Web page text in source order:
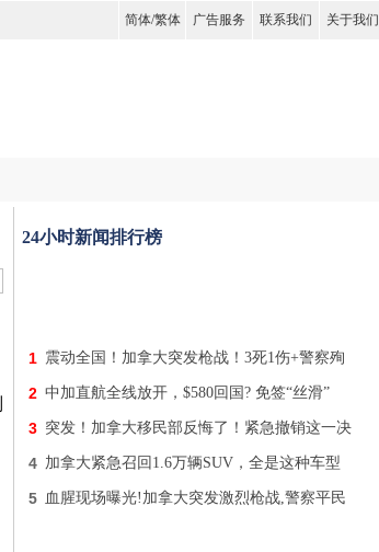
简体/繁体 广告服务 联系我们 关于我们
24小时新闻排行榜
1 震动全国！加拿大突发枪战！3死1伤+警察殉
2 中加直航全线放开，$580回国? 免签“丝滑”
3 突发！加拿大移民部反悔了！紧急撤销这一决
4 加拿大紧急召回1.6万辆SUV，全是这种车型
5 血腥现场曝光!加拿大突发激烈枪战,警察平民